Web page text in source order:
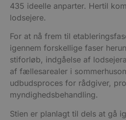
435 ideelle anparter. Hertil
lodsejere.
For at nå frem til
igennem forskellige faser
stiforløb, indgåelse af
af fællesarealer i
udbudsproces for rådgiver,
myndighedsbehandling.
Stien er planlagt til dels at gå